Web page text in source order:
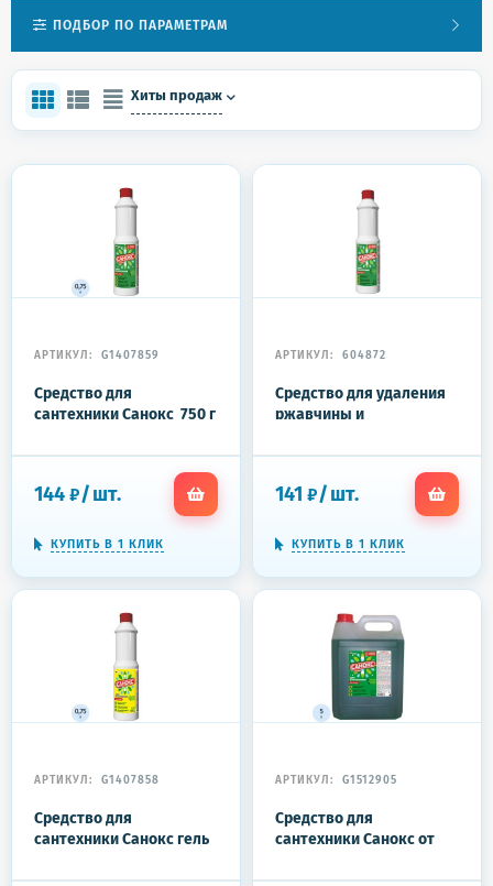
ПОДБОР ПО ПАРАМЕТРАМ
Хиты продаж
АРТИКУЛ: G1407859
Средство для
сантехники Санокс 750 г
144 ₽/шт.
КУПИТЬ В 1 КЛИК
АРТИКУЛ: 604872
Средство для удаления
ржавчины и
г, САНОКС, 4303010007
141 ₽/шт.
КУПИТЬ В 1 КЛИК
АРТИКУЛ: G1407858
Средство для
сантехники Санокс гель
АРТИКУЛ: G1512905
Средство для
сантехники Санокс от